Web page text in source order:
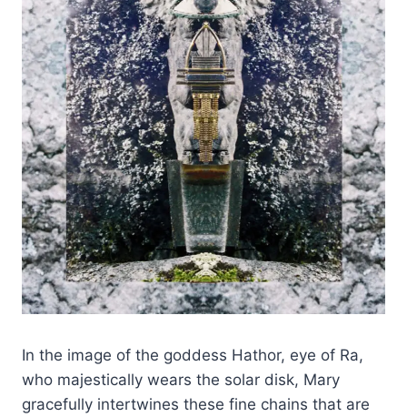
In the image of the goddess Hathor, eye of Ra,
who majestically wears the solar disk, Mary
gracefully intertwines these fine chains that are